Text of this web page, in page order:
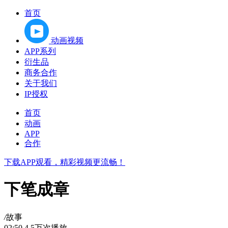
首页
动画视频
APP系列
衍生品
商务合作
关于我们
IP授权
首页
动画
APP
合作
下载APP观看，精彩视频更流畅！
下笔成章
/故事